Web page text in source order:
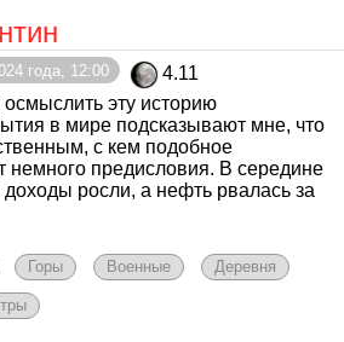
года, 12:00
4.11
эту историю
в мире подсказывают мне, что
с кем подобное
немного предисловия. В середине
доходы росли, а нефть рвалась за
Горы Военные Деревня